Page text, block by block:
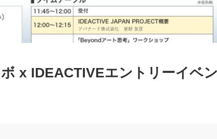
x IDEACTIVEエントリーイベン